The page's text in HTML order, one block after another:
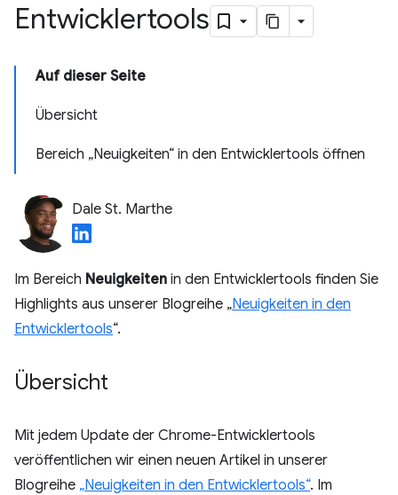
Entwicklertools
Auf dieser Seite
Übersicht
Bereich „Neuigkeiten“ in den Entwicklertools öffnen
Dale St. Marthe
Im Bereich Neuigkeiten in den Entwicklertools finden Sie
Highlights aus unserer Blogreihe „Neuigkeiten in den
Entwicklertools“.
Übersicht
Mit jedem Update der Chrome-Entwicklertools
veröffentlichen wir einen neuen Artikel in unserer
Blogreihe „Neuigkeiten in den Entwicklertools“. Im